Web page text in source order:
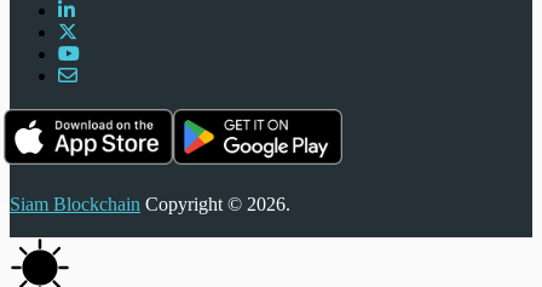
Siam Blockchain Copyright © 2026.